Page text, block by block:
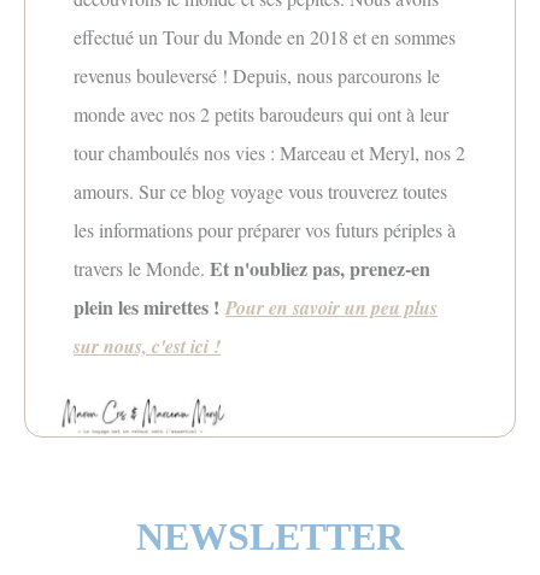
effectué un Tour du Monde en 2018 et en sommes
revenus bouleversé ! Depuis, nous parcourons le
monde avec nos 2 petits baroudeurs qui ont à leur
tour chamboulés nos vies : Marceau et Meryl, nos 2
amours. Sur ce blog voyage vous trouverez toutes
les informations pour préparer vos futurs périples à
travers le Monde. Et n'oubliez pas, prenez-en
plein les mirettes ! Pour en savoirun peu plus
sur nous, c'est ici !
NEWSLETTER